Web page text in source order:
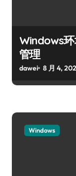
Windows
管理
dawei 8 月 4,
Windows